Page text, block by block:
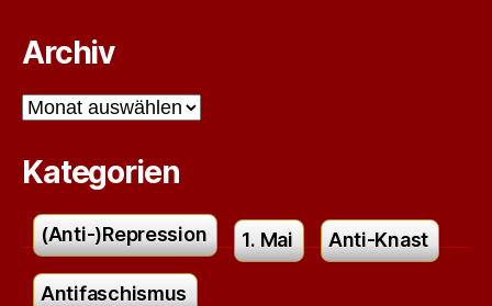
Archiv
Archiv
Kategorien
(Anti-)Repression 1. Mai Anti-Knast
Antifaschismus